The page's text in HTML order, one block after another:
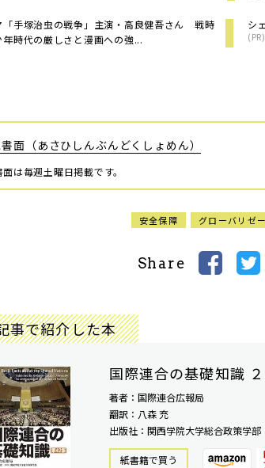
「手塚治虫の戦争」主演・高良健吾さん 戦時
年時代の厳しさと漫画への強...
シ
面（あさひしんぶんどくしょめん）
は毎週土曜日掲載です。
安全保障 グローバリゼ
Share
事で紹介した本
国際連合の基礎知識
著者：国際連合広報局
翻訳：八森 充
出版社：関西学院大学総合政策学部
紙書籍で買う